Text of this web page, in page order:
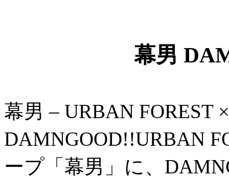
幕男
幕男 – URBAN FOREST
DAMNGOOD!!URBAN
ープ「幕男」に、